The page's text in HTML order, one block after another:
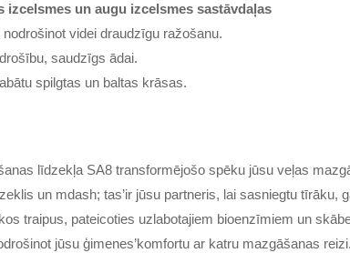
un augu izcelsmes sastāvdaļas
videi draudzīgu ražošanu.
saudzīgs ādai.
spilgtas un baltas krāsas.
līdzekļa SA8 transformējošo spēku jūsu veļas
un mdash; tas’ir jūsu partneris, lai sasniegtu tīrāku,
traipus, pateicoties uzlabotajiem bioenzīmiem un
jūsu ģimenes’komfortu ar katru mazgāšanas